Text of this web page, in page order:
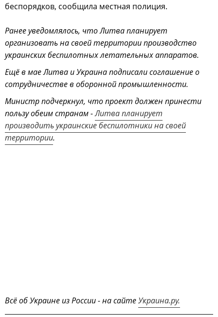
беспорядков, сообщила местная полиция.
Ранее уведомлялось, что Литва планирует
организовать на своей территории производство
украинских беспилотных летательных аппаратов.
Ещё в мае Литва и Украина подписали соглашение о
сотрудничестве в оборонной промышленности.
Министр подчеркнул, что проект должен принести
пользу обеим странам -Литва планирует
производить украинские беспилотники на своей
территории.
Всё об Украине из России - на сайтеУкраина.ру.